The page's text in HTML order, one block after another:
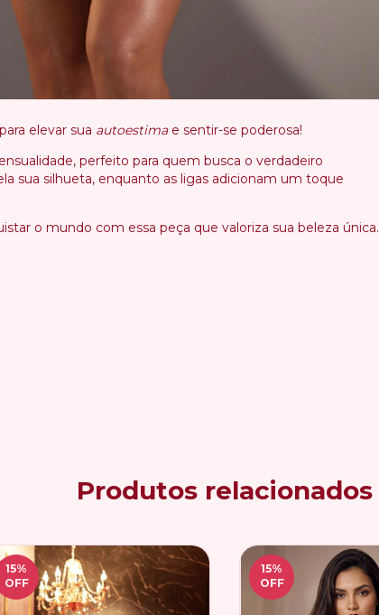
elevar sua autoestimae sentir-se poderosa!
perfeito para quem busca o verdadeiro
sua silhueta, enquanto as ligas adicionam um toque
o mundo com essa peça que valoriza sua beleza única.
Produtos relacionados
15%
OFF
15%
OFF